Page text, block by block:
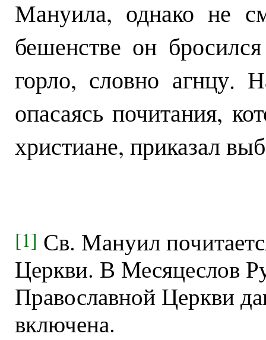
Мануила, однако не
бешенстве он
горло, словно агнцу.
опасаясь почитания,
христиане, приказал
[1] Св. Мануил
Церкви. В Месяцеслов
Православной Церкви
включена.